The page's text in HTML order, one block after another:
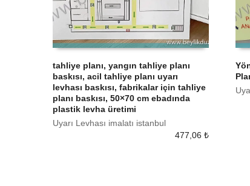
SEPETE EKLE
tahliye planı, yangın tahliye planı
baskısı, acil tahliye planı uyarı
levhası baskısı, fabrikalar için tahliye
planı baskısı, 50×70 cm ebadında
plastik levha üretimi
Uyarı Levhası imalatı istanbul
477,06 ₺